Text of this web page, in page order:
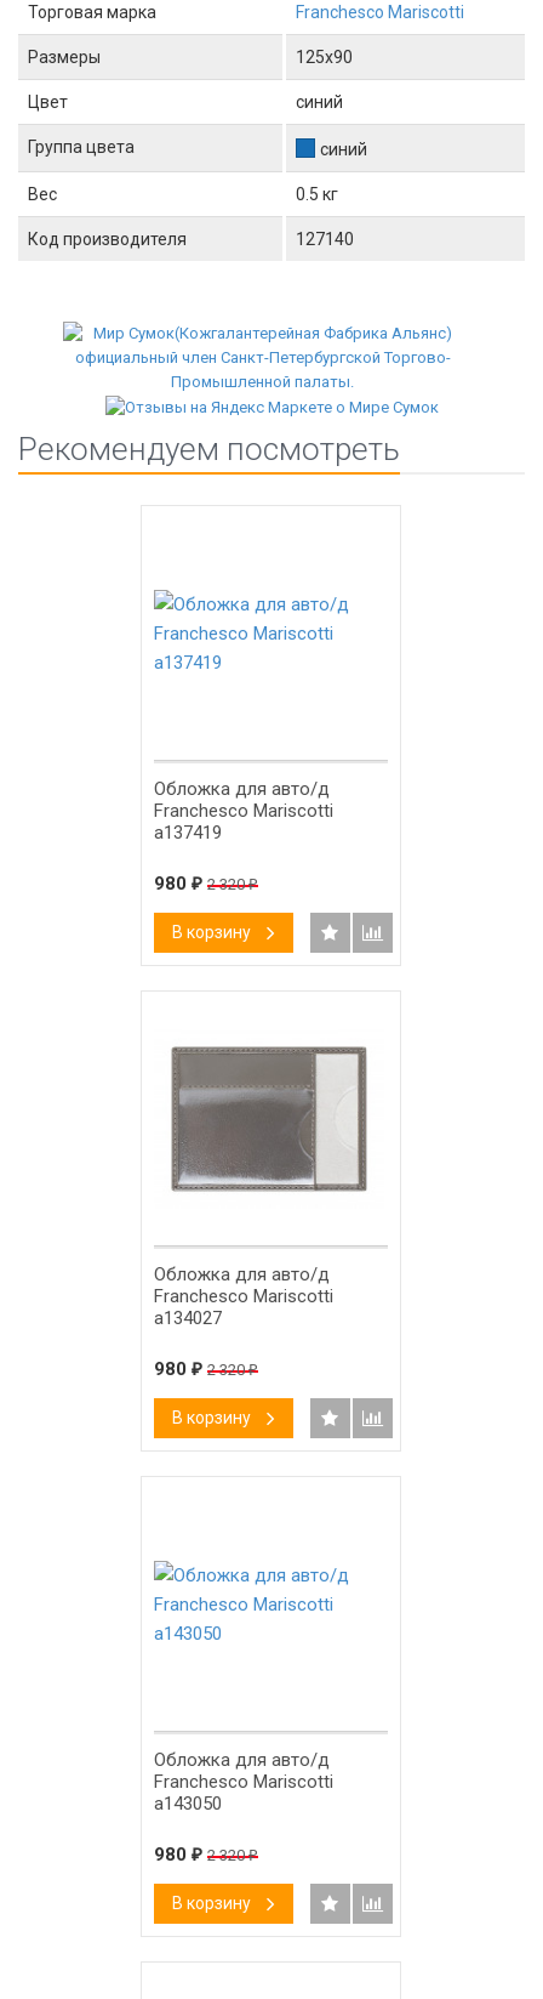
Торговая марка Franchesco Mariscotti
Размеры 125x90
Цвет синий
Группа цвета синий
Вес 0.5 кг
Код производителя 127140
Рекомендуем посмотреть
Обложка для авто/д
Franchesco Mariscotti
а137419
980 ₽ 2 320₽
В корзину
Обложка для авто/д
Franchesco Mariscotti
а134027
980 ₽ 2 320₽
В корзину
Обложка для авто/д
Franchesco Mariscotti
а143050
980 ₽ 2 320₽
В корзину